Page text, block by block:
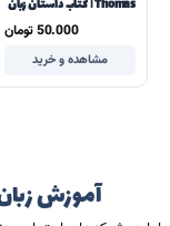
Thomas | کتاب داستان زبان
50.000تومان
مشاهده و خرید
آموزش زبان